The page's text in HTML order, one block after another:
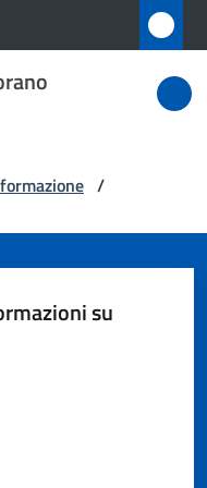
/
su